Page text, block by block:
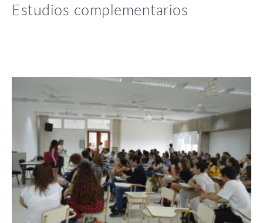
Estudios complementarios